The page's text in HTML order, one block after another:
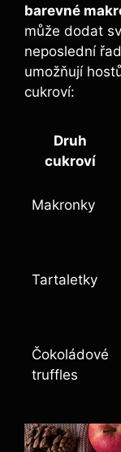
barevné
může dodat
neposlední
umožňují
cukroví:
Druh
cukroví
Makronky
Tartaletky
Čokoládové
truffles